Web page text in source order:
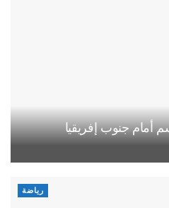
أمام جنوب إفريقيا
رياضة